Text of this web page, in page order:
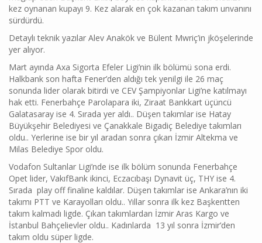
kez oynanan kupayı 9. Kez alarak en çok kazanan takım unvanını
sürdürdü.
Detaylı teknik yazılar Alev Anakök ve Bülent Mwriç’in jköşelerinde
yer alıyor.
Mart ayında Axa Sigorta Efeler Ligi’nin ilk bölümü sona erdi.
Halkbank son hafta Fener’den aldığı tek yenilgi ile 26 maç
sonunda lider olarak bitirdi ve CEV Şampiyonlar Ligi’ne katılmayı
hak etti. Fenerbahçe Parolapara iki, Ziraat Bankkart üçüncü
Galatasaray ise 4. Sırada yer aldı.. Düşen takımlar ise Hatay
Büyükşehir Belediyesi ve Çanakkale Bigadiç Belediye takımları
oldu.. Yerlerine ise bir yıl aradan sonra çıkan İzmir Altekma ve
Milas Belediye Spor oldu.
Vodafon Sultanlar Ligi’nde ise ilk bölüm sonunda Fenerbahçe
Opet lider, VakıfBank ikinci, Eczacıbaşı Dynavit üç, THY ise 4.
Sırada play off finaline kaldılar. Düşen takımlar ise Ankara’nın iki
takımı PTT ve Karayolları oldu.. Yıllar sonra ilk kez Başkentten
takım kalmadı ligde. Çıkan takımlardan İzmir Aras Kargo ve
İstanbul Bahçelievler oldu.. Kadınlarda 13 yıl sonra İzmir’den
takım oldu süper ligde.